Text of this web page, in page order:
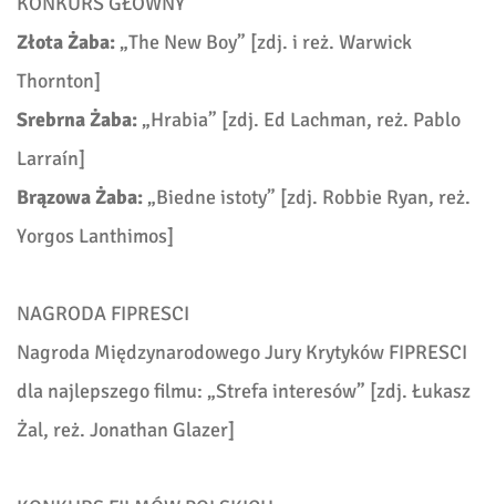
Złota Żaba: „The New Boy” [zdj. i reż.Warwick
Thornton]
Srebrna Żaba: „Hrabia” [zdj. Ed Lachman, reż. Pablo
Larraín]
Brązowa Żaba: „Biedne istoty” [zdj. Robbie Ryan, reż.
Yorgos Lanthimos]
NAGRODA FIPRESCI
Nagroda Międzynarodowego Jury Krytyków FIPRESCI
dla najlepszego filmu: „Strefa interesów” [zdj. Łukasz
Żal, reż. Jonathan Glazer]